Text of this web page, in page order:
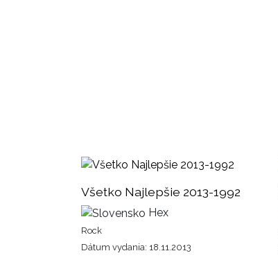
Všetko Najlepšie 2013-1992
Hex
Rock
Dátum vydania: 18.11.2013